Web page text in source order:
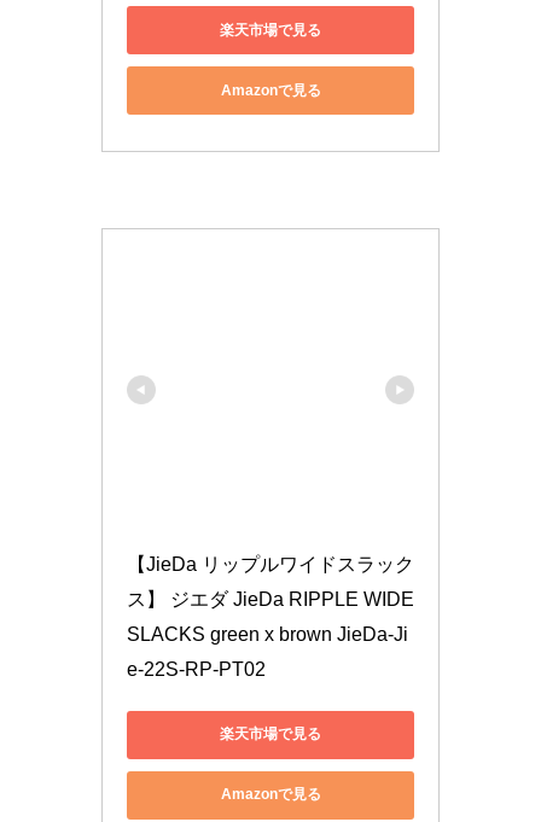
楽天市場で見る
Amazonで見る
【JieDa リップルワイドスラック
ス】 ジエダ JieDa RIPPLE WIDE
SLACKS green x brown JieDa-Ji
e-22S-RP-PT02
楽天市場で見る
Amazonで見る